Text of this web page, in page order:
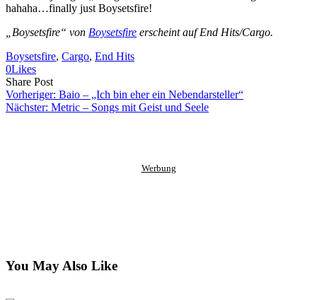
hahaha…finally just Boysetsfire!
„Boysetsfire“ von Boysetsfire erscheint auf End Hits/Cargo.
Boysetsfire, Cargo, End Hits
0Likes
Share PostShare
on
Facebook
Copy
URL
to
Send
Link
via
Vorheriger: Baio – „Ich bin eher ein Nebendarsteller“
Nächster: Metric – Songs mit Geist und Seele
Werbung
You May Also Like